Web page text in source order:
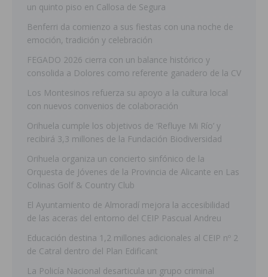
un quinto piso en Callosa de Segura
Benferri da comienzo a sus fiestas con una noche de
emoción, tradición y celebración
FEGADO 2026 cierra con un balance histórico y
consolida a Dolores como referente ganadero de la CV
Los Montesinos refuerza su apoyo a la cultura local
con nuevos convenios de colaboración
Orihuela cumple los objetivos de ‘Refluye Mi Río’ y
recibirá 3,3 millones de la Fundación Biodiversidad
Orihuela organiza un concierto sinfónico de la
Orquesta de Jóvenes de la Provincia de Alicante en Las
Colinas Golf & Country Club
El Ayuntamiento de Almoradí mejora la accesibilidad
de las aceras del entorno del CEIP Pascual Andreu
Educación destina 1,2 millones adicionales al CEIP nº 2
de Catral dentro del Plan Edificant
La Policía Nacional desarticula un grupo criminal